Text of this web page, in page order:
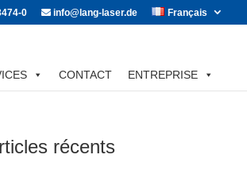
0 info@lang-laser.de Français
CONTACT ENTREPRISE
récents